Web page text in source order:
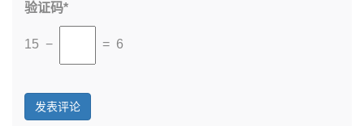
验证码*
15 − = 6